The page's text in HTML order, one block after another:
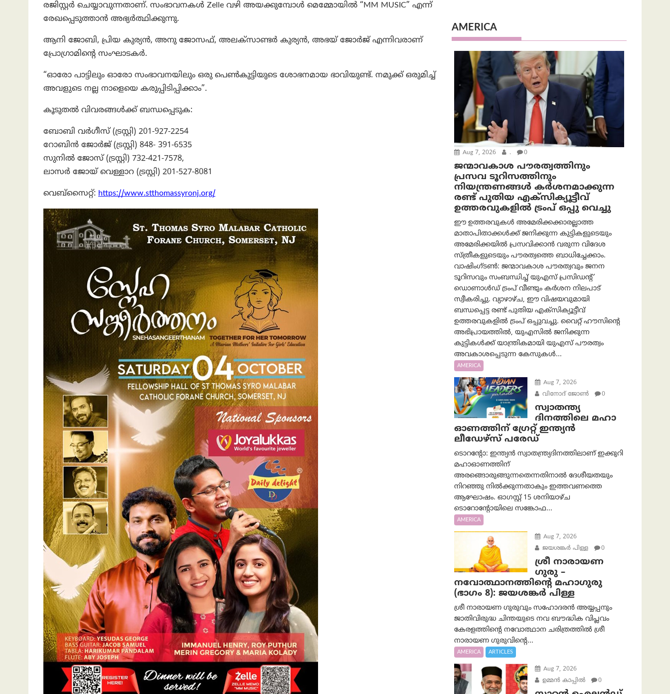
രജിസ്റ്റർ ചെയ്യാവുന്നതാണ്. സംഭാവനകൾ Zelle വഴി അയക്കുമ്പോൾ മെമ്മോയിൽ “MM MUSIC” എന്ന്
രേഖപ്പെടുത്താൻ അഭ്യർത്ഥിക്കുന്നു.
ആനി ജോബി, പ്രിയ കുര്യൻ, അനു ജോസഫ്, അലക്സാണ്ടർ കുര്യൻ, അഭയ് ജോർജ് എന്നിവരാണ്
പ്രോഗ്രാമിന്റെ സംഘാടകർ.
“ഓരോ പാട്ടിലും ഓരോ സംഭാവനയിലും ഒരു പെൺകുട്ടിയുടെ ശോഭനമായ ഭാവിയുണ്ട്. നമുക്ക് ഒരുമിച്ച്
അവളുടെ നല്ല നാളെയെ കരുപ്പിടിപ്പിക്കാം”.
കൂടുതൽ വിവരങ്ങൾക്ക് ബന്ധപ്പെടുക:
ബോബി വർഗീസ് (ട്രസ്റ്റി) 201-927-2254
റോബിൻ ജോർജ് (ട്രസ്റ്റി) 848- 391-6535
സുനിൽ ജോസ് (ട്രസ്റ്റി) 732-421-7578,
ലാസർ ജോയ് വെള്ളാറ (ട്രസ്റ്റി) 201-527-8081
വെബ്സൈറ്റ്: https://www.stthomassyronj.org/
AMERICA
Aug 7, 2026 . 0
ജന്മാവകാശ പൗരത്വത്തിനും
പ്രസവ ടൂറിസത്തിനും
നിയന്ത്രണങ്ങൾ കർശനമാക്കുന്ന
രണ്ട് പുതിയ എക്സിക്യൂട്ടീവ്
ഉത്തരവുകളിൽ ട്രംപ് ഒപ്പു വെച്ചു
ഈ ഉത്തരവുകൾ അമേരിക്കക്കാരല്ലാത്ത
മാതാപിതാക്കൾക്ക് ജനിക്കുന്ന കുട്ടികളുടെയും
അമേരിക്കയിൽ പ്രസവിക്കാൻ വരുന്ന വിദേശ
സ്ത്രീകളുടെയും പൗരത്വത്തെ ബാധിച്ചേക്കാം.
വാഷിംഗ്ടണ്‍: ജന്മാവകാശ പൗരത്വവും ജനന
ടൂറിസവും സംബന്ധിച്ച് യുഎസ് പ്രസിഡന്റ്
ഡൊണാൾഡ് ട്രംപ് വീണ്ടും കർശന നിലപാട്
സ്വീകരിച്ചു. വ്യാഴാഴ്ച, ഈ വിഷയവുമായി
ബന്ധപ്പെട്ട രണ്ട് പുതിയ എക്സിക്യൂട്ടീവ്
ഉത്തരവുകളിൽ ട്രംപ് ഒപ്പുവച്ചു. വൈറ്റ് ഹൗസിന്റെ
അഭിപ്രായത്തിൽ, യുഎസിൽ ജനിക്കുന്ന
കുട്ടികൾക്ക് യാന്ത്രികമായി യുഎസ് പൗരത്വം
അവകാശപ്പെടുന്ന കേസുകൾ...
AMERICA
Aug 7, 2026
വിനോദ് ജോൺ
0
സ്വാതന്ത്യ
ദിനത്തിലെ മഹാ
ഓണത്തിന് ഗ്രേറ്റ് ഇന്ത്യൻ
ലീഡേഴ്സ് പരേഡ്
ടൊറന്റോ: ഇന്ത്യൻ സ്വാതന്ത്ര്യദിനത്തിലാണ് ഇക്കുറി
മഹാഓണത്തിന്
അരങ്ങൊരുങ്ങുന്നതെന്നതിനാൽ ദേശീയതയും
നിറഞ്ഞു നിൽക്കുന്നതാകും ഇത്തവണത്തെ
ആഘോഷം. ഓഗസ്റ്റ് 15 ശനിയാഴ്ച
ടൊറോന്റോയിലെ സങ്കോഫ...
AMERICA
Aug 7, 2026
ജയശങ്കര്‍ പിള്ള
0
ശ്രീ നാരായണ
ഗുരു –
നവോത്ഥാനത്തിന്റെ മഹാഗുരു
(ഭാഗം 8): ജയശങ്കര്‍ പിള്ള
ശ്രീ നാരായണ ഗുരുവും സഹോദരൻ അയ്യപ്പനും
ജാതിവിരുദ്ധ ചിന്തയുടെ നവ ബൗദ്ധിക വിപ്ലവം
കേരളത്തിന്റെ നവോത്ഥാന ചരിത്രത്തിൽ ശ്രീ
നാരായണ ഗുരുവിന്റെ...
AMERICA ARTICLES
Aug 7, 2026
ഉമ്മന്‍ കാപ്പില്‍
0